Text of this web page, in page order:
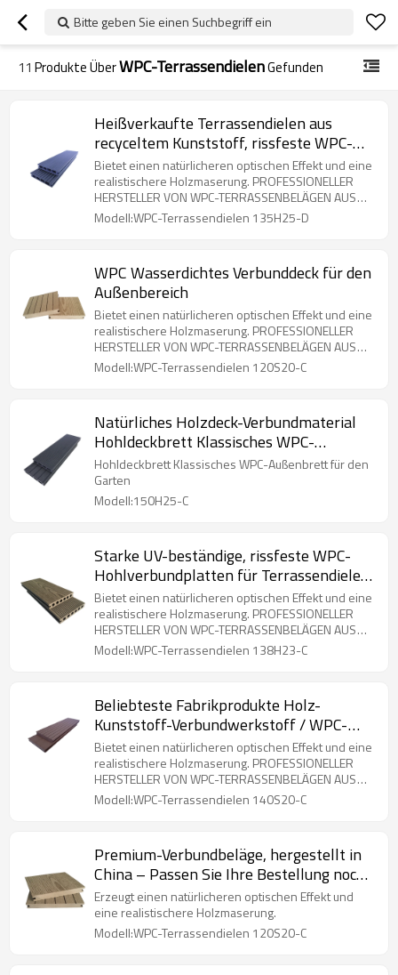
Bitte geben Sie einen Suchbegriff ein
11 Produkte ÜberWPC-TerrassendielenGefunden
Heißverkaufte Terrassendielen aus
recyceltem Kunststoff, rissfeste WPC-
Terrassendielen
Bietet einen natürlicheren optischen Effekt und eine
realistischere Holzmaserung. PROFESSIONELLER
HERSTELLER VON WPC-TERRASSENBELÄGEN AUS
CHINA.
Modell:WPC-Terrassendielen 135H25-D
WPC Wasserdichtes Verbunddeck für den
Außenbereich
Bietet einen natürlicheren optischen Effekt und eine
realistischere Holzmaserung. PROFESSIONELLER
HERSTELLER VON WPC-TERRASSENBELÄGEN AUS
CHINA.
Modell:WPC-Terrassendielen 120S20-C
Natürliches Holzdeck-Verbundmaterial
Hohldeckbrett Klassisches WPC-
Außenbrett für den Garten
Hohldeckbrett Klassisches WPC-Außenbrett für den
Garten
Modell:150H25-C
Starke UV-beständige, rissfeste WPC-
Hohlverbundplatten für Terrassendielen
im Außenbereich
Bietet einen natürlicheren optischen Effekt und eine
realistischere Holzmaserung. PROFESSIONELLER
HERSTELLER VON WPC-TERRASSENBELÄGEN AUS
CHINA.
Modell:WPC-Terrassendielen 138H23-C
Beliebteste Fabrikprodukte Holz-
Kunststoff-Verbundwerkstoff / WPC-
Terrassendielen/WPC-Bodenbeläge
Bietet einen natürlicheren optischen Effekt und eine
realistischere Holzmaserung. PROFESSIONELLER
HERSTELLER VON WPC-TERRASSENBELÄGEN AUS
CHINA.
Modell:WPC-Terrassendielen 140S20-C
Premium-Verbundbeläge, hergestellt in
China – Passen Sie Ihre Bestellung noch
heute an
Erzeugt einen natürlicheren optischen Effekt und
eine realistischere Holzmaserung.
Modell:WPC-Terrassendielen 120S20-C